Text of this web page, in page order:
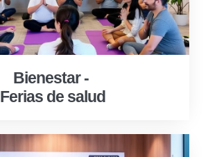
Bienestar -
Ferias de salud